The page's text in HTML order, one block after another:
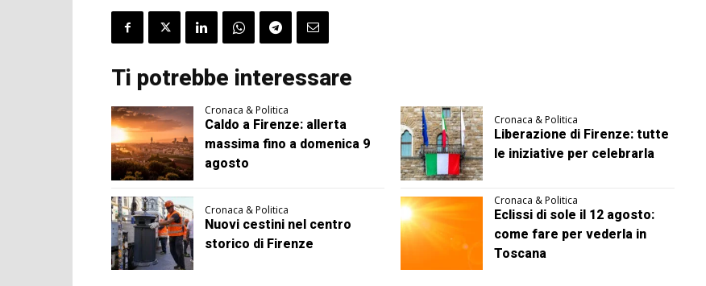
Ti potrebbe interessare
Cronaca & Politica
Caldo a Firenze: allerta
massima fino a domenica 9
agosto
Cronaca & Politica
Liberazione di Firenze: tutte
le iniziative per celebrarla
Cronaca & Politica
Nuovi cestini nel centro
storico di Firenze
Cronaca & Politica
Eclissi di sole il 12 agosto:
come fare per vederla in
Toscana